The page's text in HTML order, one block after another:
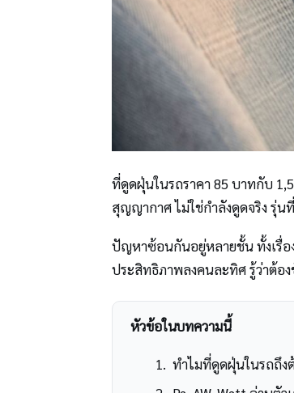
ที่ดูดฝุ่นในรถราคา 85 บาทกับ
สุญญากาศ ไม่ใช่กำลังดูดจริง รุ่น
ปัญหาซ้อนกันอยู่หลายชั้น ทั้งเรื่อ
ประสิทธิภาพลงคนละทิศ รู้ว่าต้อ
หัวข้อในบทความนี้
ทำไมที่ดูดฝุ่นในรถถึง